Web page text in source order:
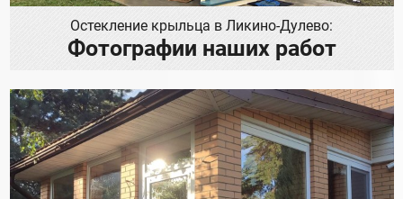
Остекление крыльца в Ликино-Дулево:
Фотографии наших работ